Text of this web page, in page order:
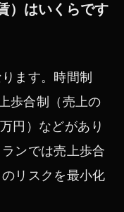
）はいくらです
ます。時間制
歩合制（売上の
円）などがあり
ンでは売上歩合
リスクを最小化